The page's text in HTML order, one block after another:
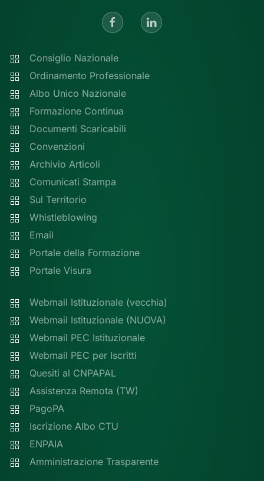
Consiglio Nazionale
Ordinamento Professionale
Albo Unico Nazionale
Formazione Continua
Documenti Scaricabili
Convenzioni
Archivio Articoli
Comunicati Stampa
Sul Territorio
Whistleblowing
Email
Portale della Formazione
Portale Visura
Webmail Istituzionale (vecchia)
Webmail Istituzionale (NUOVA)
Webmail PEC Istituzionale
Webmail PEC per Iscritti
Quesiti al CNPAPAL
Assistenza Remota (TW)
PagoPA
Iscrizione Albo CTU
ENPAIA
Amministrazione Trasparente